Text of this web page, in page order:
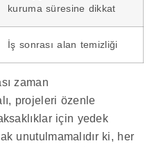
kuruma süresine dikkat
İş sonrası alan temizliği
zaman
projeleri özenle
için yedek
unutulmamalıdır ki, her